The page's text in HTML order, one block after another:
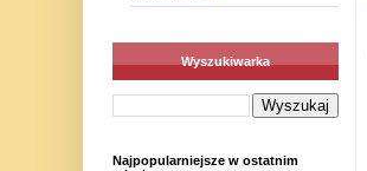
Wyszukiwarka
Najpopularniejsze w ostatnim